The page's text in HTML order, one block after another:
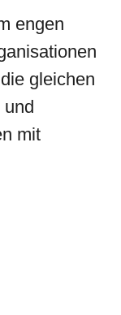
engen
gleichen
und
mit